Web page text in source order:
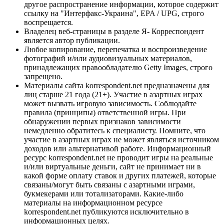
другое распространение информации, которое содержит
ссылку на "Интерфакс-Украина", EPA / UPG, строго
воспрещается.
Владелец веб-страницы в разделе Я- Корреспондент
является автор публикации.
Любое копирование, перепечатка и воспроизведение
фотографий и/или аудиовизуальных материалов,
принадлежащих правообладателю Getty Images, строго
запрещено.
Материалы сайта korrespondent.net предназначены для
лиц старше 21 года (21+). Участие в азартных играх
может вызвать игровую зависимость. Соблюдайте
правила (принципы) ответственной игры. При
обнаружении первых признаков зависимости
немедленно обратитесь к специалисту. Помните, что
участие в азартных играх не может являться источником
доходов или альтернативой работе. Информационный
ресурс korrespondent.net не проводит игры на реальные
и/или виртуальные деньги, сайт не принимает ни в
какой форме оплату ставок и других платежей, которые
связаны/могут быть связаны с азартными играми,
букмекерами или тотализаторами. Какие-либо
материалы на информационном ресурсе
korrespondent.net публикуются исключительно в
информационных целях.